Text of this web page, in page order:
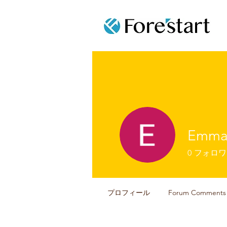
0 フォロ
プロフィール Forum Comments